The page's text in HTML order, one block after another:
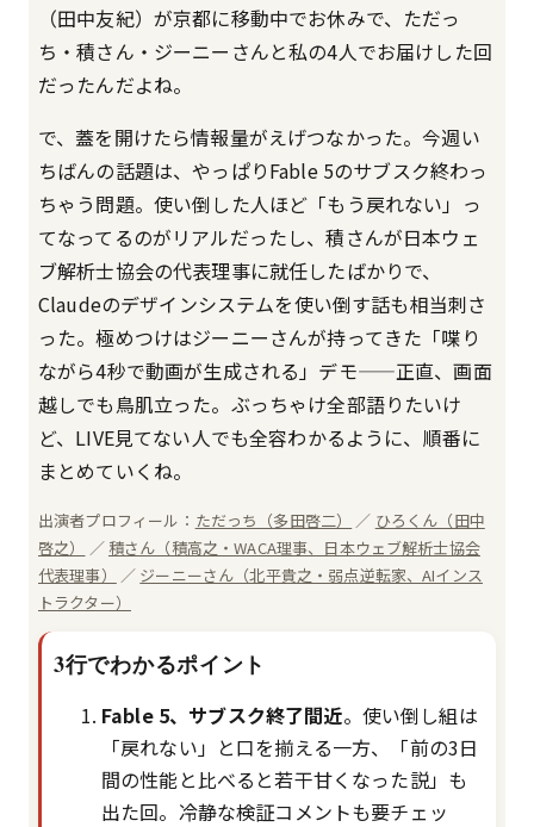
（田中友紀）が京都に移動中でお休みで、ただっ
ち・積さん・ジーニーさんと私の4人でお届けした回
だったんだよね。
で、蓋を開けたら情報量がえげつなかった。今週い
ちばんの話題は、やっぱりFable 5のサブスク終わっ
ちゃう問題。使い倒した人ほど「もう戻れない」っ
てなってるのがリアルだったし、積さんが日本ウェ
ブ解析士協会の代表理事に就任したばかりで、
Claudeのデザインシステムを使い倒す話も相当刺さ
った。極めつけはジーニーさんが持ってきた「喋り
ながら4秒で動画が生成される」デモ——正直、画面
越しでも鳥肌立った。ぶっちゃけ全部語りたいけ
ど、LIVE見てない人でも全容わかるように、順番に
まとめていくね。
出演者プロフィール： ただっち（多田啓二） ／ ひろくん（田中
啓之）
／ 積さん（積高之・WACA理事、日本ウェブ解析士協会
代表理事）
／ ジーニーさん（北平貴之・弱点逆転家、AIインス
トラクター）
3行でわかるポイント
Fable 5、サブスク終了間近。使い倒し組は
「戻れない」と口を揃える一方、「前の3日
間の性能と比べると若干甘くなった説」も
出た回。冷静な検証コメントも要チェッ